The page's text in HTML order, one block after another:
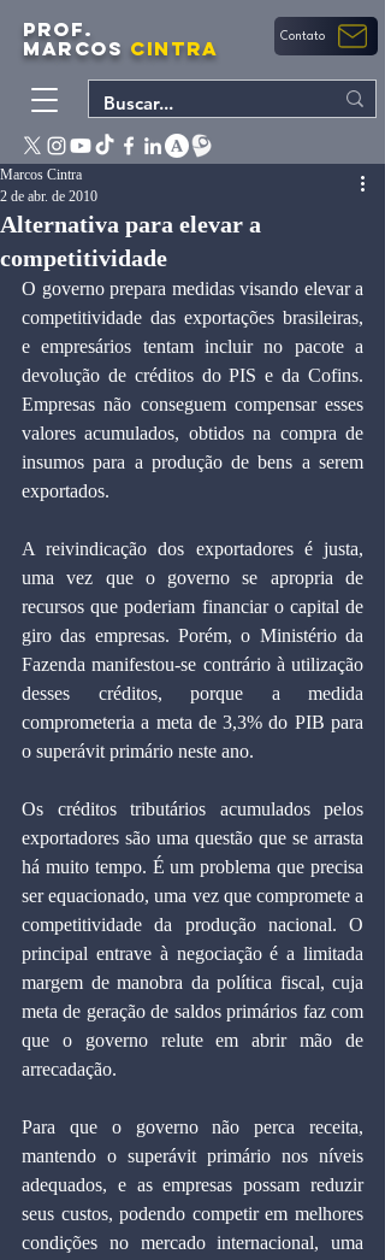
PROF.
MARCOS CINTRA Contato
Alternativa para elevar a
competitividade
Marcos Cintra
2 de abr. de 2010
O governo prepara medidas visando elevar a
competitividade das exportações brasileiras,
e empresários tentam incluir no pacote a
devolução de créditos do PIS e da Cofins.
Empresas não conseguem compensar esses
valores acumulados, obtidos na compra de
insumos para a produção de bens a serem
exportados.
A reivindicação dos exportadores é justa,
uma vez que o governo se apropria de
recursos que poderiam financiar o capital de
giro das empresas. Porém, o Ministério da
Fazenda manifestou-se contrário à utilização
desses créditos, porque a medida
comprometeria a meta de 3,3% do PIB para
o superávit primário neste ano.
Os créditos tributários acumulados pelos
exportadores são uma questão que se arrasta
há muito tempo. É um problema que precisa
ser equacionado, uma vez que compromete a
competitividade da produção nacional. O
principal entrave à negociação é a limitada
margem de manobra da política fiscal, cuja
meta de geração de saldos primários faz com
que o governo relute em abrir mão de
arrecadação.
Para que o governo não perca receita,
mantendo o superávit primário nos níveis
adequados, e as empresas possam reduzir
seus custos, podendo competir em melhores
condições no mercado internacional, uma